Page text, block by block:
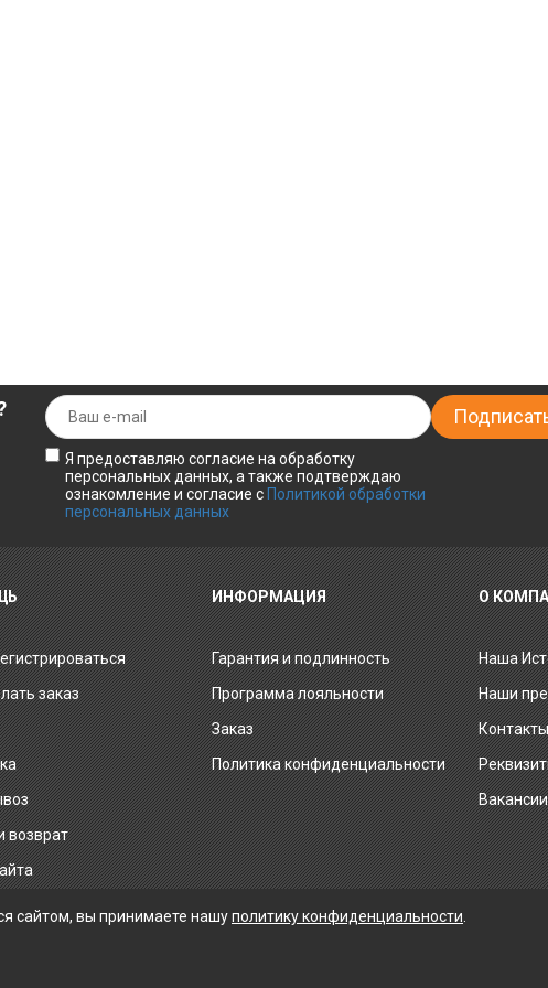
Я предоставляю согласие на обработку
персональных данных, а также подтверждаю
ознакомление и согласие с Политикой обработки
персональных данных
заказ
возврат
ИНФОРМАЦИЯ
Гарантия и подлинность
Программа лояльности
Заказ
Политика конфиденциальности
О
Наша
Наши
Вакансии
сайтом, вы принимаете нашуполитику конфиденциальности